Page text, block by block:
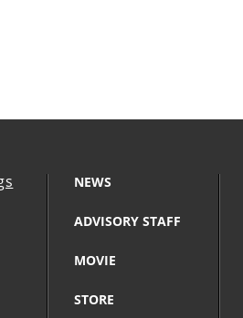
NEWS
ADVISORY STAFF
MOVIE
STORE